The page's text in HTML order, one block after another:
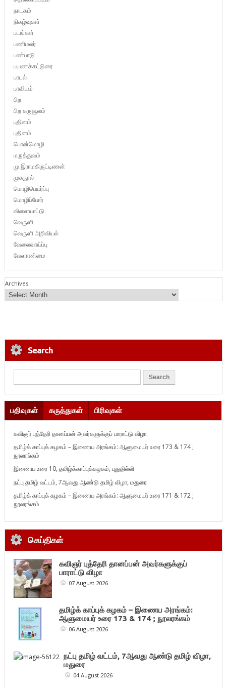
நாடகம்
நிகழ்வுகள்
படங்கள்
பணிமலர்
பண்பாடு
பயணக்கட்டுரை
பாடல்
பாவியம்
பிற
பிற கருவூலம்
புதினம்
புதினம்
பொன்மொழி
மருத்துவம்
மு.இராமகிருட்டிணன்
முகநூல்
மொழிபெயர்ப்பு
மொழிப்போர்
விளையாட்டு
வெருளி
வெருளி அறிவியல்
வேலைவாய்ப்பு
வேளாண்மை
Archives
Search
பதிவுகள் கருத்துகள் பிரிவுகள்
கவிஞர் புத்தேரி தானப்பன் அவர்களுக்குப் பாராட்டு விழா
தமிழ்க் காப்புக் கழகம் – இணைய அரங்கம்: ஆளுமையர் உரை 173 & 174 ;
நூலரங்கம்
இணைய உரை 10, தமிழ்க்காப்புக்கழகம், புதுதில்லி
நட்பு தமிழ் வட்டம், 7ஆவது ஆண்டு தமிழ் விழா, மதுரை
தமிழ்க் காப்புக் கழகம் – இணைய அரங்கம்: ஆளுமையர் உரை 171 & 172 ;
நூலரங்கம்
செய்திகள்
கவிஞர் புத்தேரி தானப்பன் அவர்களுக்குப்
பாராட்டு விழா
07 August 2026
தமிழ்க் காப்புக் கழகம் – இணைய அரங்கம்:
ஆளுமையர் உரை 173 & 174 ; நூலரங்கம்
06 August 2026
நட்பு தமிழ் வட்டம், 7ஆவது ஆண்டு தமிழ் விழா,
மதுரை
04 August 2026